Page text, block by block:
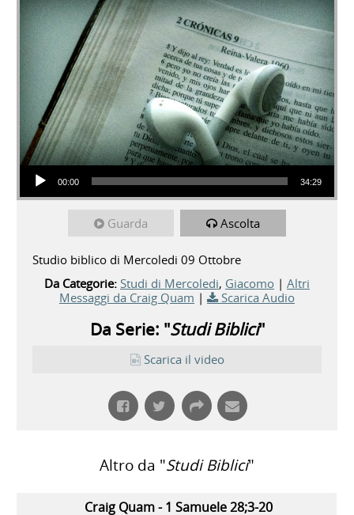
Audio Player
00:00 34:29
Guarda Ascolta
Studio biblico di Mercoledi 09 Ottobre
Da Categorie: Studi di Mercoledi, Giacomo | Altri
Messaggi da Craig Quam | Scarica Audio
Da Serie: "Studi Biblici"
Scarica il video
Altro da "Studi Biblici"
Craig Quam - 1 Samuele 28;3-20